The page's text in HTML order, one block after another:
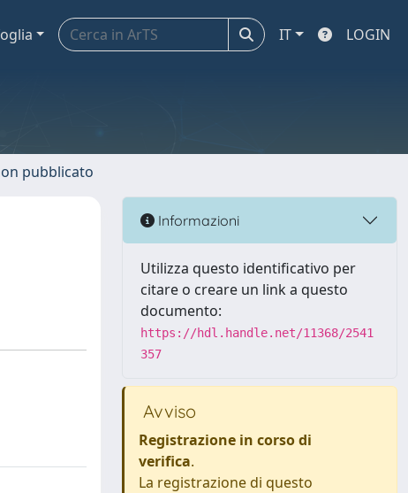
IT LOGIN
pubblicato
Informazioni
Utilizza questo identificativo per
citare o creare un link a questo
documento:
https://hdl.handle.net/11368/2541
357
Avviso
Registrazione in corso di
verifica.
La registrazione di questo